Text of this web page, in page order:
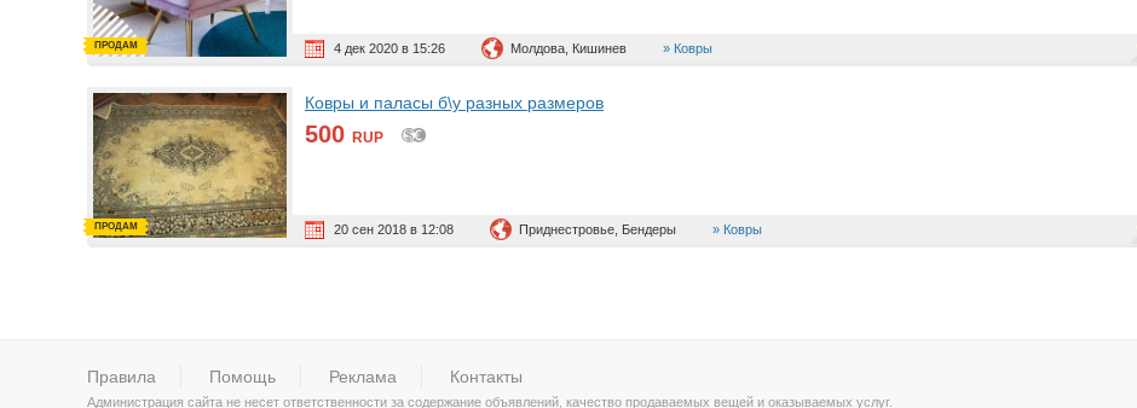
4 дек 2020 в 15:26 Молдова, Кишинев Ковры
ПРОДАМ
Ковры и паласы б\у разных размеров
500 RUP
20 сен 2018 в 12:08 Приднестровье, Бендеры Ковры
ПРОДАМ
Правила Помощь Реклама Контакты
Администрация сайта не несет ответственности за содержание объявлений, качество продаваемых вещей и оказываемых услуг.